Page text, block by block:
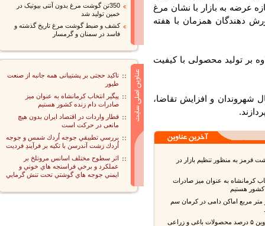
عرضه به بازار با نشان مرغ
دهندگان همزمان با هفته
بر تولید محصولی با کیفیت
شهروندان و افزایش تقاضا،
به منظور تنظیم بازار در
کرمانشاه به عنوان میز صادرات
هستیم
متر مربع اماکن دامی در کرمان سم
استان قزوین ۵ درصد محصولات باغی و زراعی
350تن گوشت مرغ بدون آنتی بیوتیک در
خمین تولید شد
کشف و ضبط گوشت مرغ تاریخ گذشته و
فاسد در سمنان و گرمسار
تاکید حجتی بر پشتیبانی همه جانبه از صنعت
طیور
پیگیر انتخاب کرمانشاه به عنوان میز
صادرات دام زنده کشور هستیم
قطار واردات در اقتصاد ایران بدون هیچ
مانعی در حرکت است
بررسي تطبيقي جوجه اُردك شمس و جوجه
اُردك زشت آندرسن با تكيه بر فرآيندِ فرديت
اثر سطوح مختلف اسانس مروتلخ بر
عملكرد و برخي فراسنجه هاي خوني و
ايمني جوجه هاي گوشتي تحت تنش گرمايي